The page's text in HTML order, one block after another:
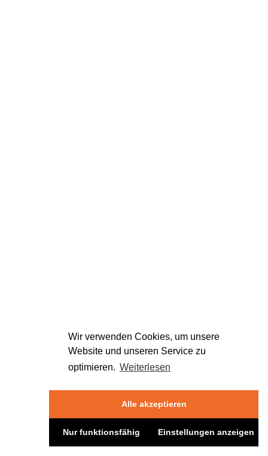
Wir verwenden Cookies, um unsere
Website und unseren Service zu
optimieren. Weiterlesen
Alle akzeptieren
Nur funktionsfähig Einstellungen anzeigen